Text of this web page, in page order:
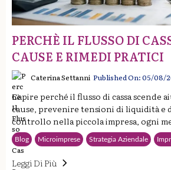
PERCHÈ IL FLUSSO DI
CAUSE E RIMEDI PRATICI
Caterina Settanni Published On: 05/08/
Capire perché il flusso di cassa scende
cause, prevenire tensioni di liquidità e
controllo nella piccola impresa, ogni
Blog Microimprese Strategia Aziendale
Leggi Di Più